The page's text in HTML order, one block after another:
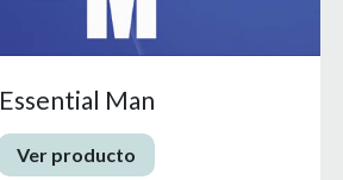
Essential Man
Ver producto